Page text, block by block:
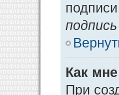
подпись
Как
При